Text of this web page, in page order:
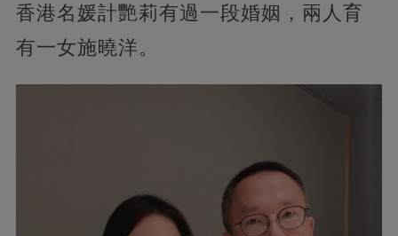
香港名媛計艷莉有過一段婚姻，兩人育
有一女施曉洋。